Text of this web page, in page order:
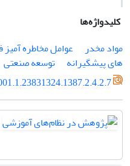
کلیدواژه‌ها
مواد مخدر
عوامل مخاطره
های پیشگیرانه
توسعه صنعتی